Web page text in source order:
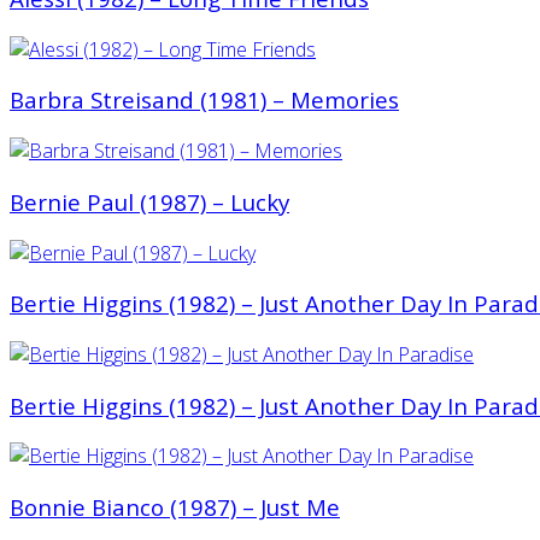
Barbra Streisand (1981) – Memories
Bernie Paul (1987) – Lucky
Bertie Higgins (1982) – Just Another Day In
Bertie Higgins (1982) – Just Another Day In
Bonnie Bianco (1987) ‎– Just Me